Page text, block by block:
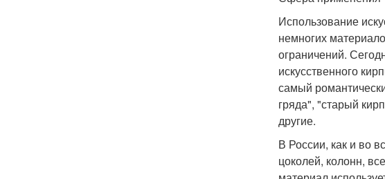
Использование
немногих
ограничений.
искусственного
самый
гряда", "старый
другие.
В России, как и во
цоколей, колонн,